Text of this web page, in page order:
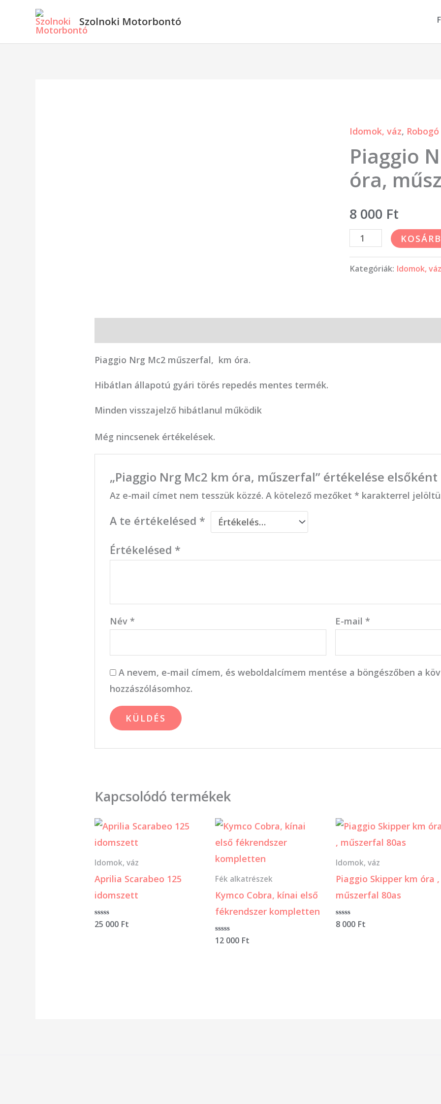
Szolnoki Motorbontó
Idomok, váz,
Piaggio
óra,
8 000 Ft
Piaggio
Nrg
Mc2
km
műszerfal
mennyiség
Kategóriák: Idomok,
Piaggio Nrg Mc2 műszerfal, km óra.
Hibátlan állapotú gyári törés repedés mentes termék.
Minden visszajelző hibátlanul működik
Még nincsenek értékelések.
„Piaggio Nrg Mc2 km óra, műszerfal” értékelése elsőként
Az e-mail címet nem tesszük közzé. A kötelező mezőket* karakterrel
A te értékelésed *
Értékelésed *
Név* E-mail *
A nevem, e-mail címem, és weboldalcímem mentése a böngészőben a
hozzászólásomhoz.
Kapcsolódó termékek
Idomok, váz
Aprilia Scarabeo 125
idomszett
Értékelés:
25 000 Ft
Fék alkatrészek
Kymco Cobra, kínai első
fékrendszer kompletten
Értékelés:
12 000 Ft
Idomok, váz
Piaggio Skipper km óra ,
műszerfal 80as
Értékelés:
8 000 Ft